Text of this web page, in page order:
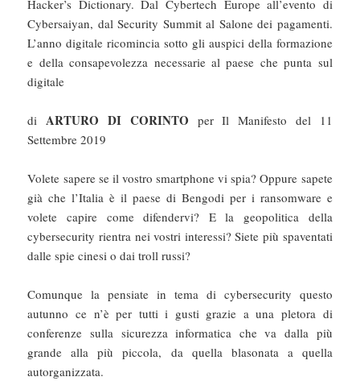
Hacker’s Dictionary. Dal Cybertech Europe all’evento di
Cybersaiyan, dal Security Summit al Salone dei pagamenti.
L’anno digitale ricomincia sotto gli auspici della formazione
e della consapevolezza necessarie al paese che punta sul
digitale
diARTURO DI CORINTO per Il Manifesto del 11
Settembre 2019
Volete sapere se il vostro smartphone vi spia? Oppure sapete
già che l’Italia è il paese di Bengodi per i ransomware e
volete capire come difendervi? E la geopolitica della
cybersecurity rientra nei vostri interessi? Siete più spaventati
dalle spie cinesi o dai troll russi?
Comunque la pensiate in tema di cybersecurity questo
autunno ce n’è per tutti i gusti grazie a una pletora di
conferenze sulla sicurezza informatica che va dalla più
grande alla più piccola, da quella blasonata a quella
autorganizzata.